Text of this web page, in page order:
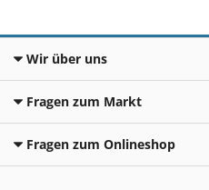
Wir über uns
Fragen zum Markt
Fragen zum Onlineshop